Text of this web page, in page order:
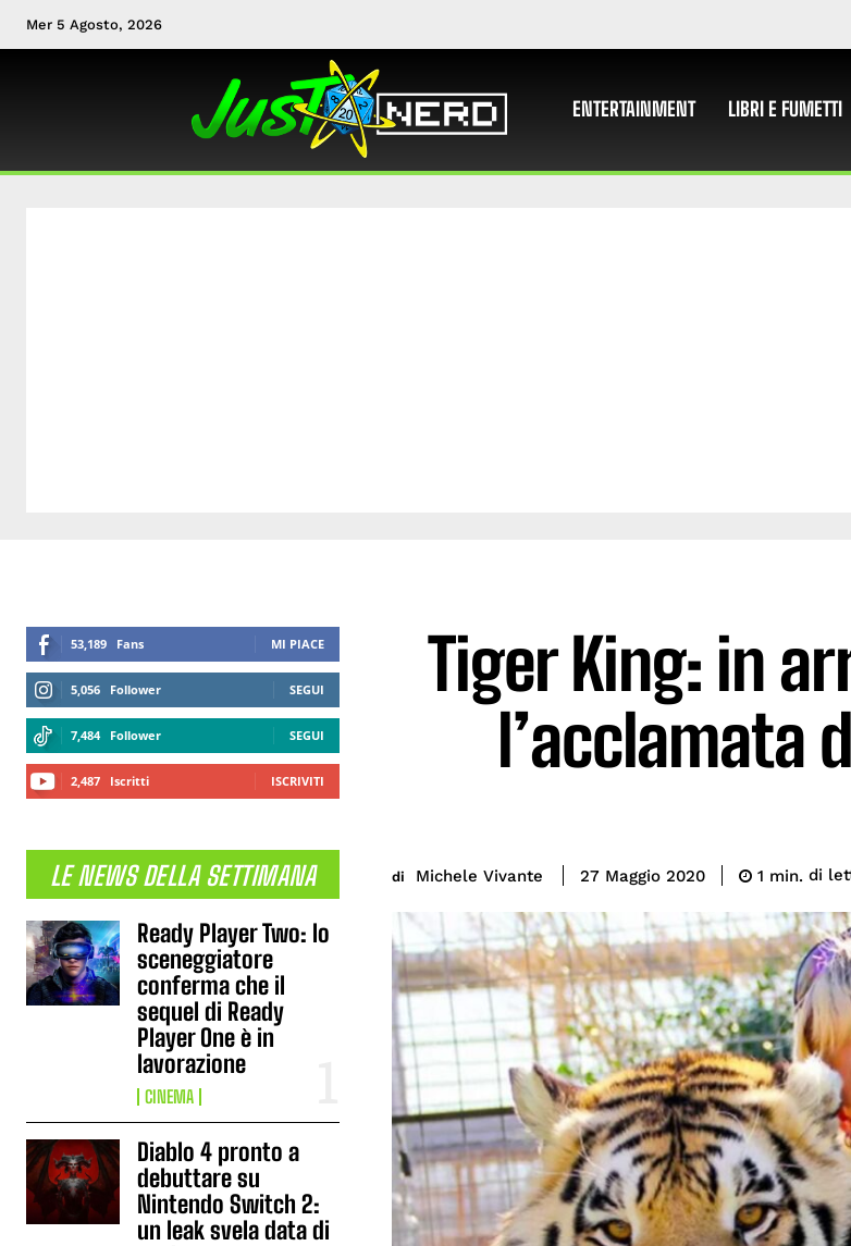
Mer 5 Agosto, 2026
ENTERTAINMENT LIBRI E FUMETTI
53,189 Fans MI PIACE
5,056 Follower SEGUI
7,484 Follower SEGUI
2,487 Iscritti ISCRIVITI
LE NEWS DELLA SETTIMANA
Ready Player Two: lo
sceneggiatore
conferma che il
sequel di Ready
Player One è in
lavorazione
CINEMA
Diablo 4 pronto a
debuttare su
Nintendo Switch 2:
un leak svela data di
Tiger King: in
l’acclamata
di Michele Vivante 27 Maggio 2020 1 min. di